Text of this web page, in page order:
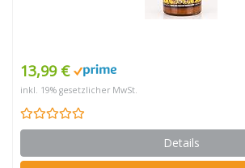
13,99 €
inkl. 19% gesetzlicher MwSt.
Details